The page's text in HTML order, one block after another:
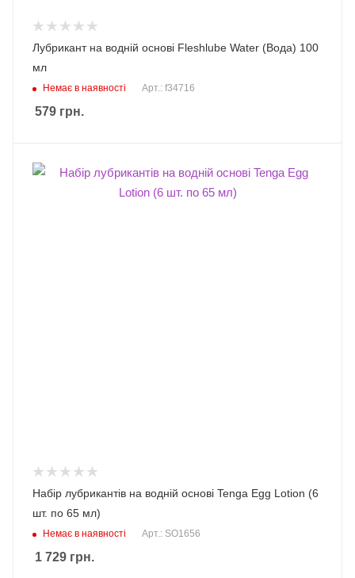
Лубрикант на водній основі Fleshlube Water (Вода) 100
мл
Немає в наявності Арт.: f34716
579 грн.
Набір лубрикантів на водній основі Tenga Egg Lotion (6
шт. по 65 мл)
Немає в наявності Арт.: SO1656
1 729 грн.